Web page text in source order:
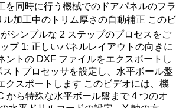
を同時に行う機械でのドアパネルのフラ
加工中のトリム厚さの自動補正 このビ
シンプルな 2 ステップのプロセスをご
プ 1: 正しいパネルレイアウトの向きに
ントの DXF ファイルをエクスポートし
ストプロセッサを設定し、水平ボール盤
クスポートします このビデオには、機
から特殊な水平ボール盤まで 4 つのオ